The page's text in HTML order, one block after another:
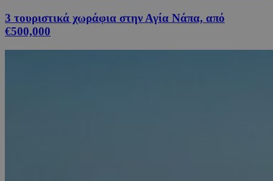
3 τουριστικά χωράφια στην Αγία Νάπα, από
€500,000